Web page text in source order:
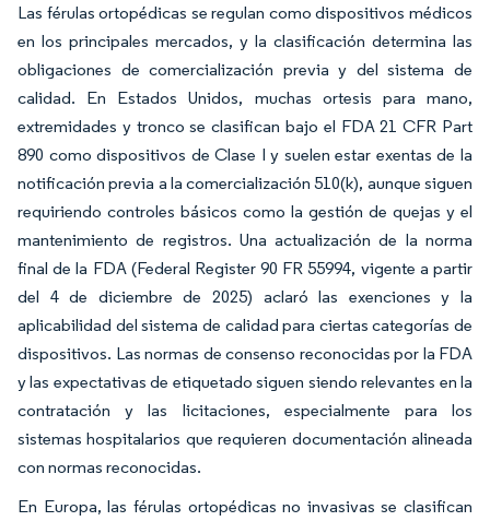
Las férulas ortopédicas se regulan como dispositivos médicos
en los principales mercados, y la clasificación determina las
obligaciones de comercialización previa y del sistema de
calidad. En Estados Unidos, muchas ortesis para mano,
extremidades y tronco se clasifican bajo el FDA 21 CFR Part
890 como dispositivos de Clase I y suelen estar exentas de la
notificación previa a la comercialización 510(k), aunque siguen
requiriendo controles básicos como la gestión de quejas y el
mantenimiento de registros. Una actualización de la norma
final de la FDA (Federal Register 90 FR 55994, vigente a partir
del 4 de diciembre de 2025) aclaró las exenciones y la
aplicabilidad del sistema de calidad para ciertas categorías de
dispositivos. Las normas de consenso reconocidas por la FDA
y las expectativas de etiquetado siguen siendo relevantes en la
contratación y las licitaciones, especialmente para los
sistemas hospitalarios que requieren documentación alineada
con normas reconocidas.
En Europa, las férulas ortopédicas no invasivas se clasifican